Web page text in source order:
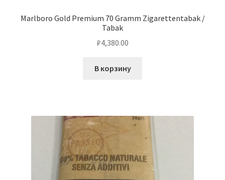
Marlboro Gold Premium 70 Gramm Zigarettentabak /
Tabak
₽4,380.00
В корзину